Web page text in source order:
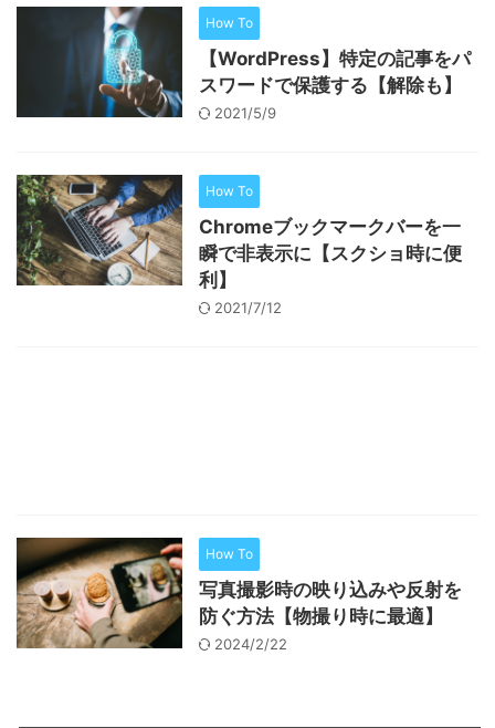
How To
【WordPress】特定の記事をパ
スワードで保護する【解除も】
2021/5/9
How To
Chromeブックマークバーを一
瞬で非表示に【スクショ時に便
利】
2021/7/12
How To
写真撮影時の映り込みや反射を
防ぐ方法【物撮り時に最適】
2024/2/22